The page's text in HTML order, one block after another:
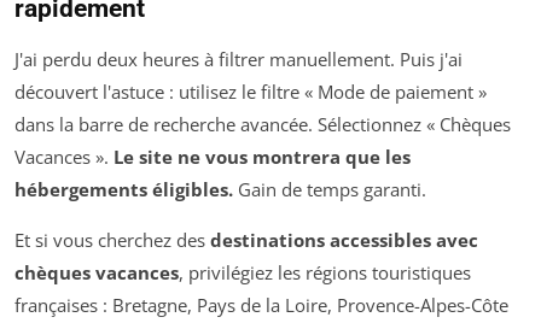
rapidement
J'ai perdu deux heures à filtrer manuellement. Puis j'ai
découvert l'astuce : utilisez le filtre « Mode de paiement »
dans la barre de recherche avancée. Sélectionnez « Chèques
Vacances ». Le site ne vous montrera que les
hébergements éligibles. Gain de temps garanti.
Et si vous cherchez des destinations accessibles avec
chèques vacances, privilégiez les régions touristiques
françaises : Bretagne, Pays de la Loire, Provence-Alpes-Côte